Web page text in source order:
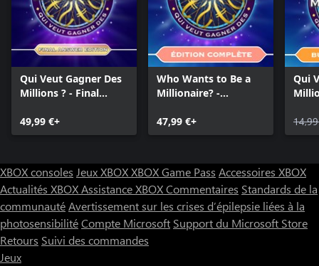
Qui Veut Gagner Des
Millions ? - Final
49,99 €+
Who Wants to Be a
Millionaire? -
47,99 €+
Qui
XBOX consoles Jeux XBOXXBOX Game Pass Accessoires XBOX
Actualités XBOXAssistance XBOXCommentaires Standards de la
communautéAvertissement sur les crises d’épilepsie liées à la
photosensibilitéCompte Microsoft Support du Microsoft Store
Retours Suivi des commandes
Jeux